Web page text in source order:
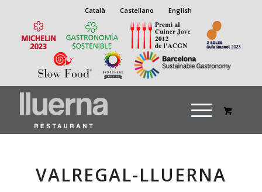
Català Castellano English
VALREGAL-LLUERNA